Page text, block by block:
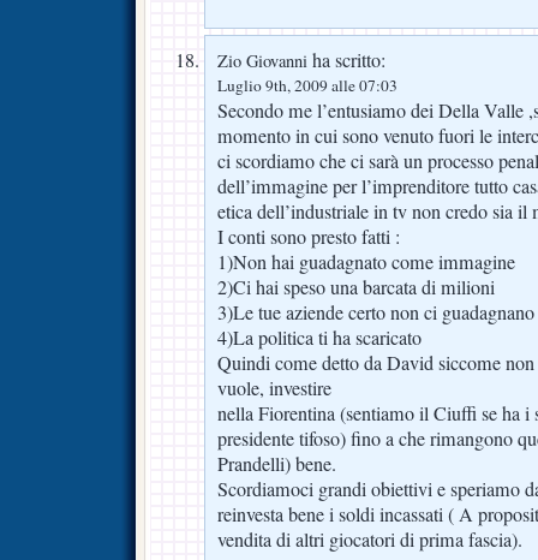
Zio Giovanni ha scritto:
Luglio 9th, 2009 alle 07:03
Secondo me l’entusiamo dei Della Valle
momento in cui sono venuto fuori le
ci scordiamo che ci sarà un processo
dell’immagine per l’imprenditore tutto
etica dell’industriale in tv non credo sia il
I conti sono presto fatti :
1)Non hai guadagnato come immagine
2)Ci hai speso una barcata di milioni
3)Le tue aziende certo non ci guadagnano
4)La politica ti ha scaricato
Quindi come detto da David siccome non
vuole, investire
nella Fiorentina (sentiamo il Ciuffi se ha i
presidente tifoso) fino a che rimangono
Prandelli) bene.
Scordiamoci grandi obiettivi e speriamo
reinvesta bene i soldi incassati ( A
vendita di altri giocatori di prima fascia).